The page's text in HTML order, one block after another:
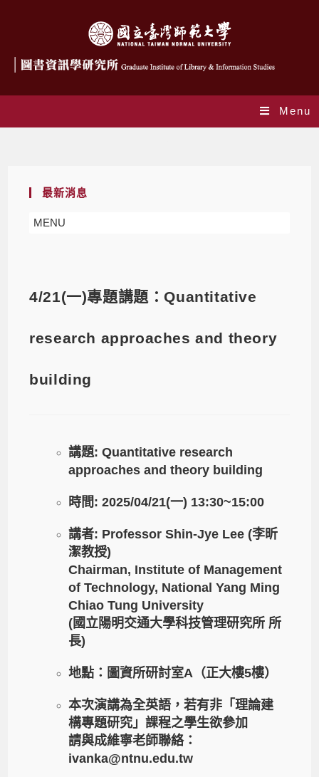
Menu
最新消息
MENU
4/21(一)專題講題：Quantitative
research approaches and theory
building
講題:Quantitative research
approaches and theory building
時間:2025/04/21(一) 13:30~15:00
講者: Professor Shin-Jye Lee (李昕
潔教授)
Chairman, Institute of Management
of Technology, National Yang Ming
Chiao Tung University
(國立陽明交通大學科技管理研究所 所
長)
地點：圖資所研討室A（正大樓5樓）
本次演講為全英語，若有非「理論建
構專題研究」課程之學生欲參加
請與成維寧老師聯絡：
ivanka@ntnu.edu.tw